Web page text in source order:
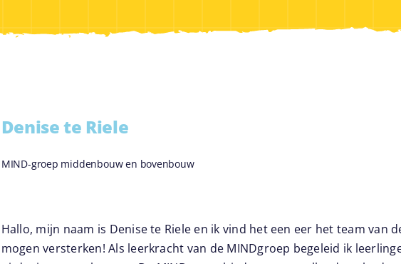
Denise te Riele
MIND-groep middenbouw en bovenbouw
Hallo, mijn naam is Denise te Riele en ik vind het een eer het team van
mogen versterken! Als leerkracht van de MINDgroep begeleid ik